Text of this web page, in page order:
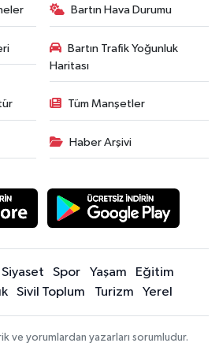
Bartın Hava Durumu
Bartın Trafik Yoğunluk
Haritası
Tüm Manşetler
Haber Arşivi
Siyaset Spor Yaşam
Eğitim
Sivil Toplum Turizm Yerel
ve yorumlardan yazarları sorumludur.